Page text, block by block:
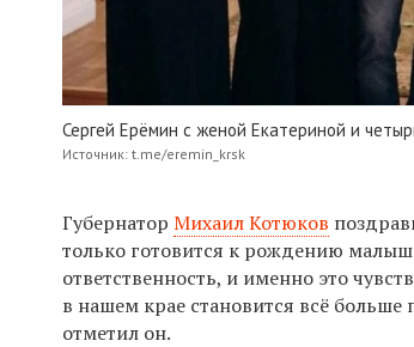
Сергей Ерёмин с женой Екатериной и
Источник: t.me/eremin_krsk
ГубернаторМихаил Котюков
только готовится к рождению
ответственность, и именно это
в нашем крае становится всё
отметил он.